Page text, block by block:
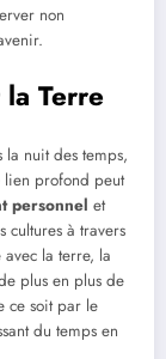
non
la Terre
la nuit des temps,
lien profond peut
personnel et
cultures à travers
la terre, la
plus en plus de
ce soit par le
du temps en